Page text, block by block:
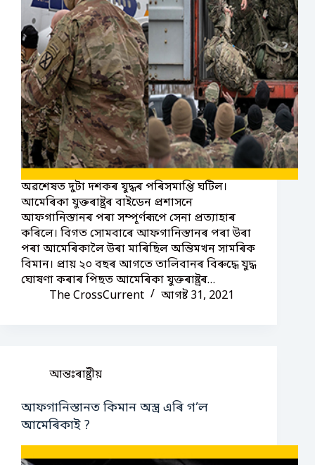
অৱশেষত দুটা দশকৰ যুদ্ধৰ পৰিসমাপ্তি ঘটিল।
আমেৰিকা যুক্তৰাষ্ট্ৰৰ বাইডেন প্ৰশাসনে
আফগানিস্তানৰ পৰা সম্পূৰ্ণৰূপে সেনা প্ৰত্যাহাৰ
কৰিলে। বিগত সোমবাৰে আফগানিস্তানৰ পৰা উৰা
পৰা আমেৰিকালৈ উৰা মাৰিছিল অন্তিমখন সামৰিক
বিমান। প্ৰায় ২০ বছৰ আগতে তালিবানৰ বিৰুদ্ধে যুদ্ধ
ঘোষণা কৰাৰ পিছত আমেৰিকা যুক্তৰাষ্ট্ৰৰ…
The CrossCurrent
আগষ্ট 31, 2021
আন্তঃৰাষ্ট্ৰীয়
আফগানিস্তানত কিমান অস্ত্ৰ এৰি গ’ল
আমেৰিকাই ?